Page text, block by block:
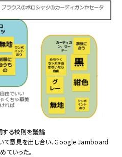
する校則を議論
て意見を出し合い、Google Jamboard
ていった。